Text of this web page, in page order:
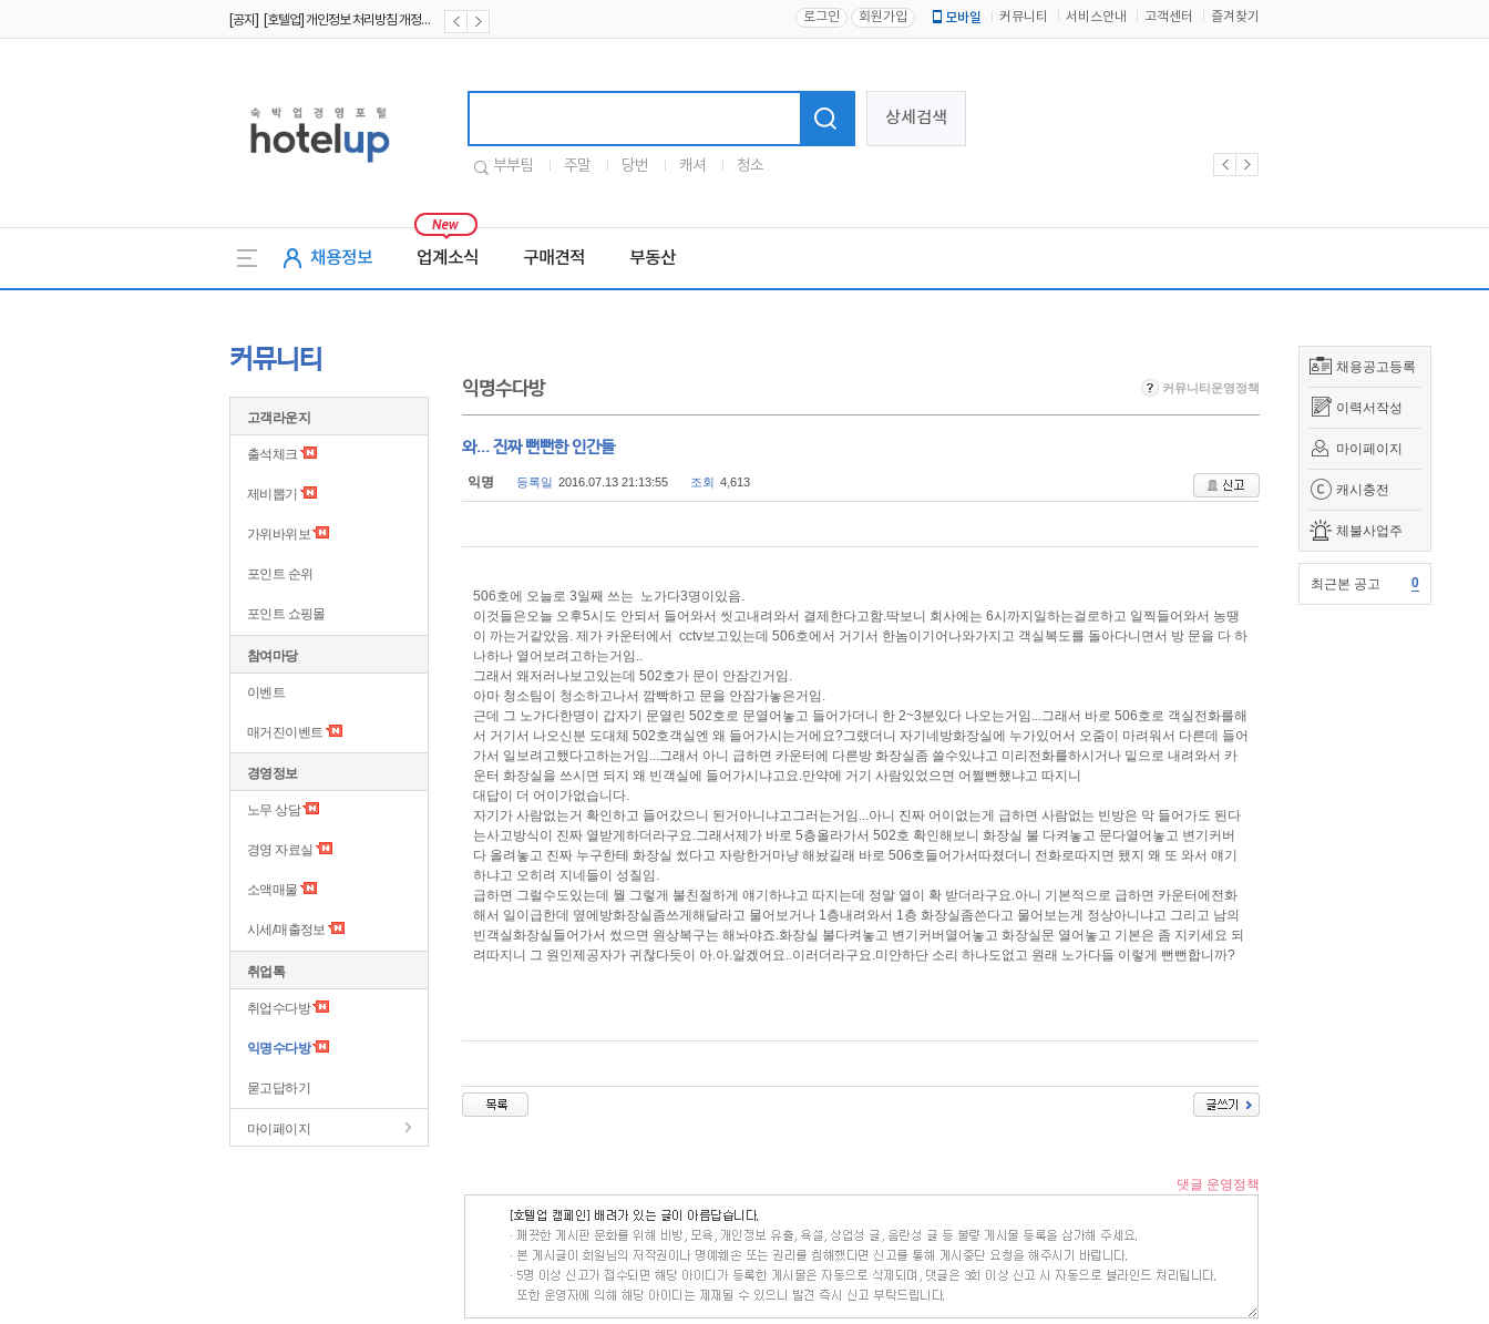
[공지] [호텔업] 개인정보 처리방침 개정본2 (19.09.02) 로그인 회원가입 모바일 커뮤니티 서비스안내 고객센터 즐겨찾기
상세검색
부부팀 주말 당번 캐셔 청소
채용정보 업계소식 구매견적 부동산
채용공고등록
이력서작성
마이페이지
캐시충전
체불사업주
최근본 공고 0
커뮤니티
고객라운지
출석체크
제비뽑기
가위바위보
포인트 순위
포인트 쇼핑몰
참여마당
이벤트
매거진이벤트
경영정보
노무 상담
경영 자료실
소액매물
시세/매출정보
취업톡
취업수다방
익명수다방
묻고답하기
마이페이지
익명수다방 커뮤니티운영정책
와... 진짜 뻔뻔한 인간들
익명 등록일 2016.07.13 21:13:55 조회 4,613
506호에 오늘로 3일째 쓰는 노가다3명이있음.
이것들은오늘 오후5시도 안되서 들어와서 씻고내려와서 결제한다고함.딱보니 회사에는 6시까지일하는걸로하고 일찍들어와서 농땡
이 까는거같았음. 제가 카운터에서 cctv보고있는데 506호에서 거기서 한놈이기어나와가지고 객실복도를 돌아다니면서 방 문을 다 하
나하나 열어보려고하는거임..
그래서 왜저러나보고있는데 502호가 문이 안잠긴거임.
아마 청소팀이 청소하고나서 깜빡하고 문을 안잠가놓은거임.
근데 그 노가다한명이 갑자기 문열린 502호로 문열어놓고 들어가더니 한 2~3분있다 나오는거임...그래서 바로 506호로 객실전화를해
서 거기서 나오신분 도대체 502호객실엔 왜 들어가시는거에요?그랬더니 자기네방화장실에 누가있어서 오줌이 마려워서 다른데 들어
가서 일보려고했다고하는거임...그래서 아니 급하면 카운터에 다른방 화장실좀 쓸수있냐고 미리전화를하시거나 밑으로 내려와서 카
운터 화장실을 쓰시면 되지 왜 빈객실에 들어가시냐고요.만약에 거기 사람있었으면 어쩔뻔했냐고 따지니
대답이 더 어이가없습니다.
자기가 사람없는거 확인하고 들어갔으니 된거아니냐고그러는거임...아니 진짜 어이없는게 급하면 사람없는 빈방은 막 들어가도 된다
는사고방식이 진짜 열받게하더라구요.그래서제가 바로 5층올라가서 502호 확인해보니 화장실 불 다켜놓고 문다열어놓고 변기커버
다 올려놓고 진짜 누구한테 화장실 썼다고 자랑한거마냥 해놨길래 바로 506호들어가서따졌더니 전화로따지면 됐지 왜 또 와서 얘기
하냐고 오히려 지네들이 성질임.
급하면 그럴수도있는데 뭘 그렇게 불친절하게 얘기하냐고 따지는데 정말 열이 확 받더라구요.아니 기본적으로 급하면 카운터에전화
해서 일이급한데 옆에방화장실좀쓰게해달라고 물어보거나 1층내려와서 1층 화장실좀쓴다고 물어보는게 정상아니냐고 그리고 남의
빈객실화장실들어가서 썼으면 원상복구는 해놔야죠.화장실 불다켜놓고 변기커버열어놓고 화장실문 열어놓고 기본은 좀 지키세요 되
려따지니 그 원인제공자가 귀찮다듯이 아.아.알겠어요..이러더라구요.미안하단 소리 하나도없고 원래 노가다들 이렇게 뻔뻔합니까?